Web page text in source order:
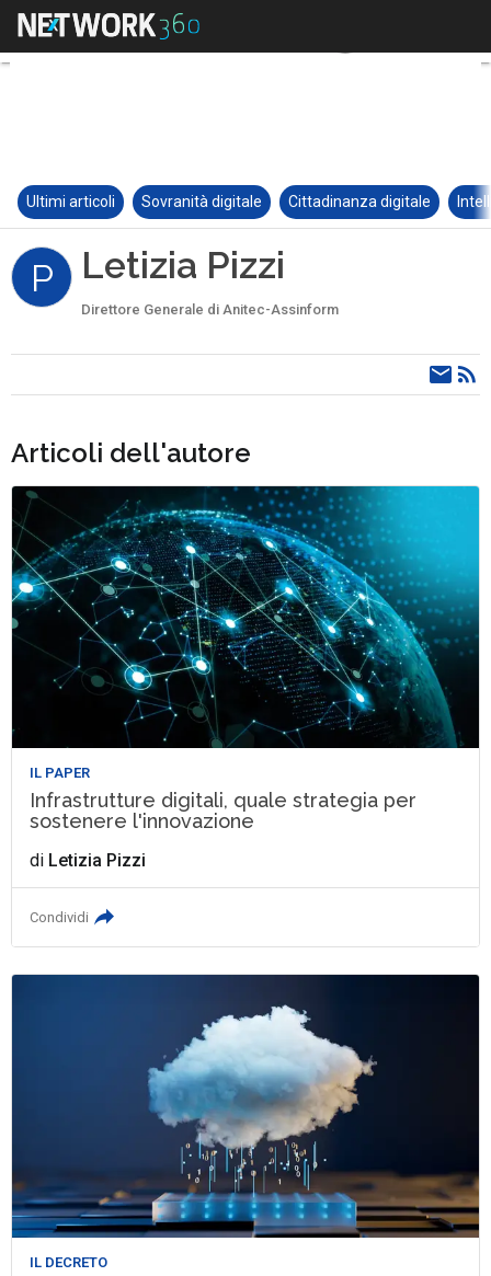
Ultimi articoli Sovranità digitale Cittadinanza digitale
P Letizia Pizzi
Direttore Generale di Anitec-Assinform
Articoli dell'autore
IL PAPER
Infrastrutture digitali, quale strategia per
sostenere l'innovazione
di Letizia Pizzi
Condividi
IL DECRETO